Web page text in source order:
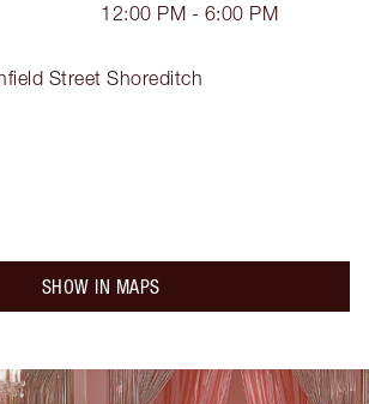
Street Shoreditch
12:00 PM - 6:00 PM
SHOW IN MAPS